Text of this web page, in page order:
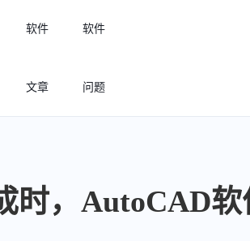
件许可精细化管理
软件
文章
软件
问题
时，AutoCAD